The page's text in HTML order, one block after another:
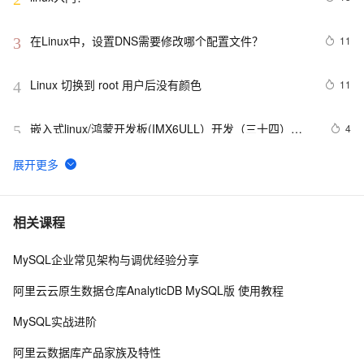
3 在Linux中，设置DNS需要修改哪个配置文件？ 11
4 Linux 切换到 root 用户后没有颜色 11
5 嵌入式linux/鸿蒙开发板(IMX6ULL）开发（三十四）
4
6 Linux系统中密码为空的用户
7 使用Mono管理Coyote Linux
8 linux DHCP
10[Linux 存储管理] LVM结构
相关课程
MySQL企业常见架构与调优经验分享
阿里云云原生数据仓库AnalyticDB MySQL版 使用教程
MySQL实战进阶
阿里云数据库产品家族及特性